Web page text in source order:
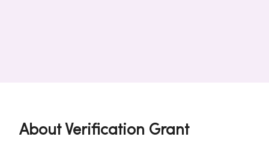
About Verification Grant